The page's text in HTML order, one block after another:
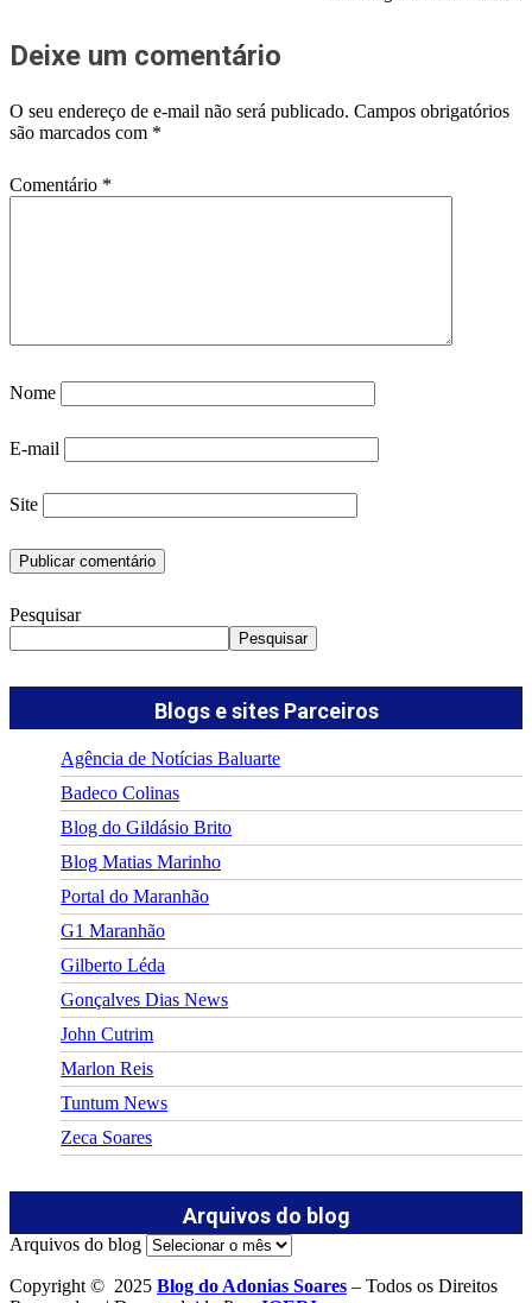
Deixe um comentário
O seu endereço de e-mail não será publicado. Campos obrigatórios
são marcados com *
Comentário *
Nome
E-mail
Site
Pesquisar
Pesquisar
Blogs e sites Parceiros
Agência de Notícias Baluarte
Badeco Colinas
Blog do Gildásio Brito
Blog Matias Marinho
Portal do Maranhão
G1 Maranhão
Gilberto Léda
Gonçalves Dias News
John Cutrim
Marlon Reis
Tuntum News
Zeca Soares
Arquivos do blog
Arquivos do blog
Copyright © 2025 Blog do Adonias Soares – Todos os Direitos